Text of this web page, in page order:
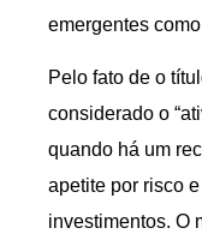
emergentes
Pelo fato de o
considerado o
quando há um
apetite por risco
investimentos. O